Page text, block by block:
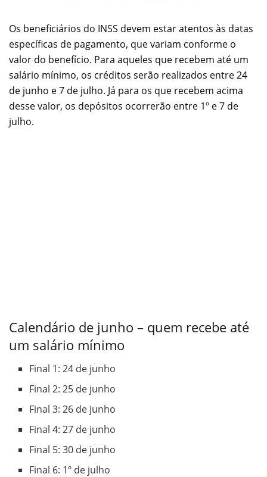
Os beneficiários do INSS devem estar atentos às datas
específicas de pagamento, que variam conforme o
valor do benefício. Para aqueles que recebem até um
salário mínimo, os créditos serão realizados entre 24
de junho e 7 de julho. Já para os que recebem acima
desse valor, os depósitos ocorrerão entre 1º e 7 de
julho.
Calendário de junho – quem recebe até
um salário mínimo
Final 1: 24 de junho
Final 2: 25 de junho
Final 3: 26 de junho
Final 4: 27 de junho
Final 5: 30 de junho
Final 6: 1º de julho